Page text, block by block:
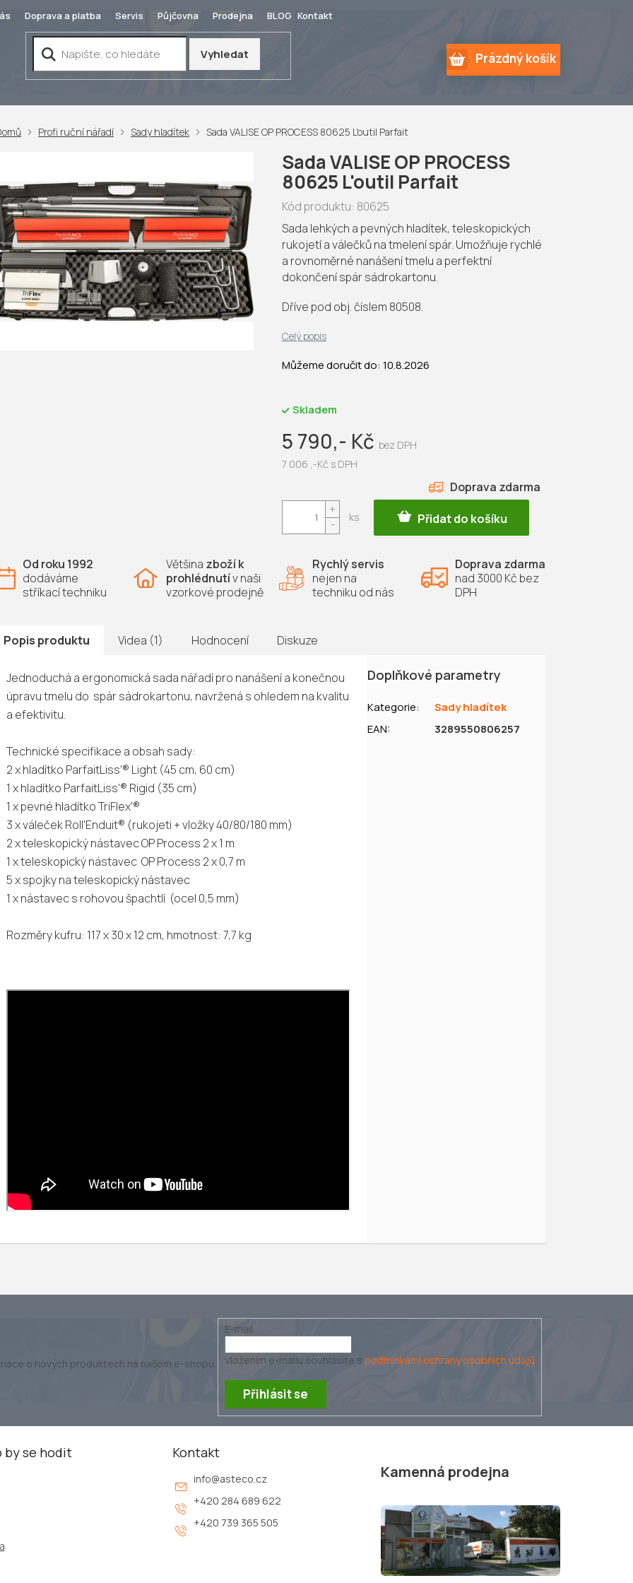
Doprava a platba Servis Půjčovna Prodejna BLOG Kontakt
Vyhledat
NÁKUPNÍ
KOŠÍK
Prázdný košík
5 790,- Kč
7 006 ,-Kč s DPH
cena:
Skladem
Můžeme doručit do: 10.8.2026
Přidat do košíku
Sada lehkých a pevných hladítek, teleskopických
rukojetí a válečků na tmelení spár. Umožňuje rychlé
a rovnoměrné nanášení tmelu a perfektní
dokončení spár sádrokartonu.
Dříve pod obj. číslem 80508.
Celý popis
ZDARMA
Sada VALISE OP PROCESS
80625 L'outil Parfait
Kód produktu: 80625
Od roku 1992
dodáváme
stříkací techniku
Většina zboží k
prohlédnutív naši
vzorkové prodejně
Rychlý servis
nejen na
techniku od nás
Doprava zdarma
nad 3000 Kč bez
DPH
Popis produktu Videa (1) Hodnocení Diskuze
Jednoduchá a ergonomická sada nářadí pro nanášení a konečnou
úpravu tmelu do spár sádrokartonu, navržená s ohledem na kvalitu
a efektivitu.
Technické specifikace a obsah sady:
2 x hladítko ParfaitLiss'® Light (45 cm, 60 cm)
1 x hladítko ParfaitLiss'® Rigid (35 cm)
1 x pevné hladítko TriFlex'®
3 x váleček Roll'Enduit® (rukojeti + vložky 40/80/180 mm)
2 x teleskopický nástavec OP Process 2 x 1 m
1 x teleskopický nástavec OP Process 2 x 0,7 m
5 x spojky na teleskopický nástavec
1 x nástavec s rohovou špachtlí (ocel 0,5 mm)
Rozměry kufru: 117 x 30 x 12 cm, hmotnost: 7,7 kg
Doplňkové parametry
Kategorie:
Sady hladítek
EAN: 3289550806257
Profi ruční nářadí Sady hladítek Sada VALISE OP PROCESS 80625 L'outil Parfait
o nových produktech na našem e-shopu.
E-mail
Vložením e-mailu souhlasíte s podmínkami ochrany osobních údajů
Přihlásit se
by se hodit Kontakt
info@asteco.cz
+420 284 689 622
+420 739 365 505
Kamenná prodejna